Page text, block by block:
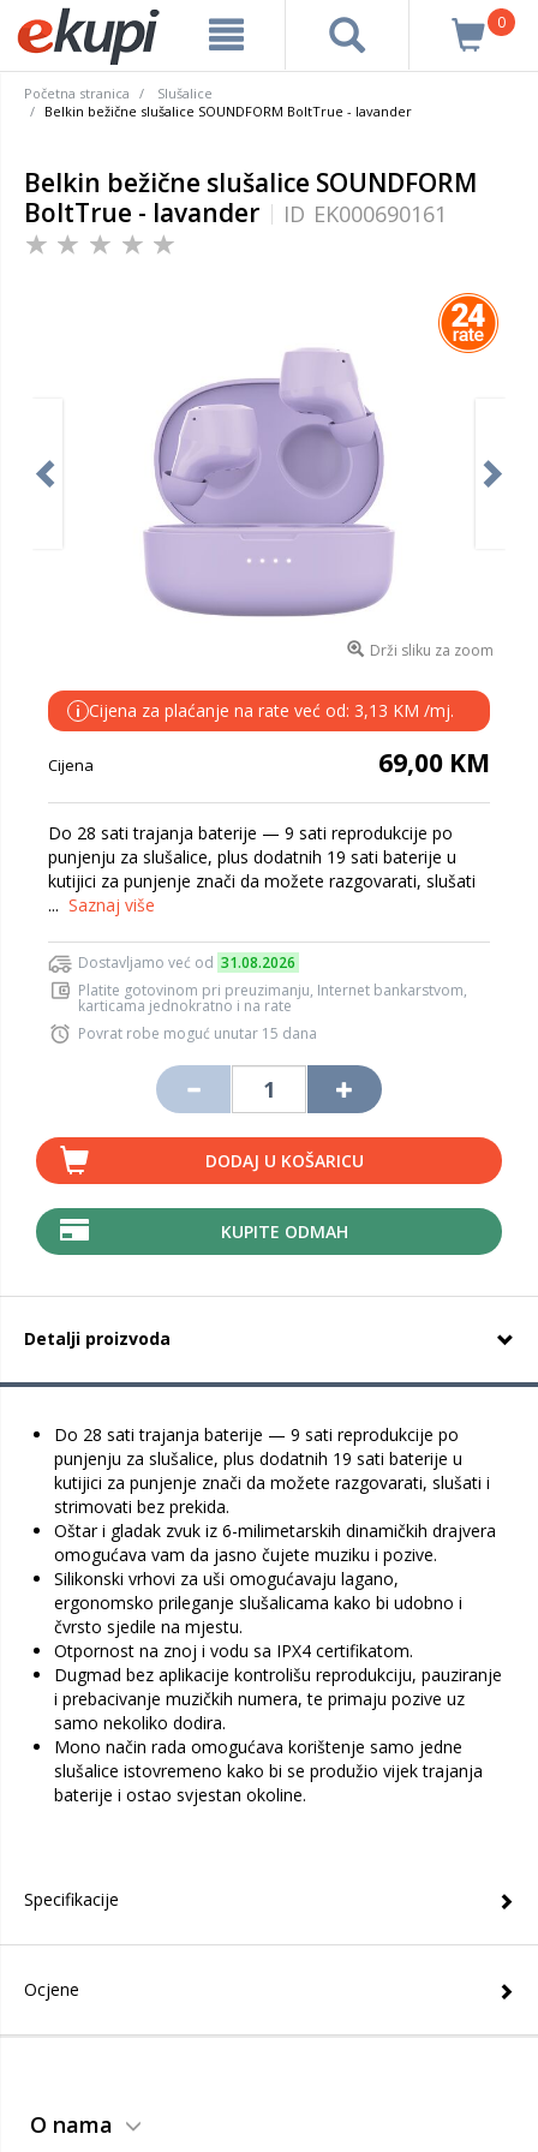
0
Početna stranica
Slušalice
Belkin bežične slušalice SOUNDFORM BoltTrue - lavander
Belkin bežične slušalice SOUNDFORM
BoltTrue - lavander
ID EK000690161
Drži sliku za zoom
i Cijena za plaćanje na rate već od: 3,13 KM /mj.
Cijena 69,00 KM
Do 28 sati trajanja baterije — 9 sati reprodukcije po
punjenju za slušalice, plus dodatnih 19 sati baterije u
kutijici za punjenje znači da možete razgovarati, slušati
... Saznaj više
Dostavljamo već od 31.08.2026
Platite gotovinom pri preuzimanju, Internet bankarstvom,
karticama jednokratno i na rate
Povrat robe moguć unutar 15 dana
DODAJ U KOŠARICU
KUPITE ODMAH
Detalji proizvoda
Do 28 sati trajanja baterije — 9 sati reprodukcije po
punjenju za slušalice, plus dodatnih 19 sati baterije u
kutijici za punjenje znači da možete razgovarati, slušati i
strimovati bez prekida.
Oštar i gladak zvuk iz 6-milimetarskih dinamičkih drajvera
omogućava vam da jasno čujete muziku i pozive.
Silikonski vrhovi za uši omogućavaju lagano,
ergonomsko prileganje slušalicama kako bi udobno i
čvrsto sjedile na mjestu.
Otpornost na znoj i vodu sa IPX4 certifikatom.
Dugmad bez aplikacije kontrolišu reprodukciju, pauziranje
i prebacivanje muzičkih numera, te primaju pozive uz
samo nekoliko dodira.
Mono način rada omogućava korištenje samo jedne
slušalice istovremeno kako bi se produžio vijek trajanja
baterije i ostao svjestan okoline.
Specifikacije
Ocjene
O nama